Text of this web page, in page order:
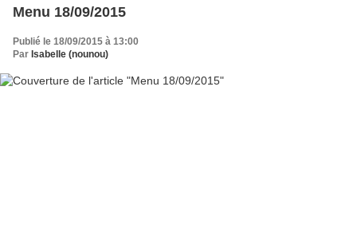
Menu 18/09/2015
Publié le 18/09/2015 à 13:00
Par Isabelle (nounou)